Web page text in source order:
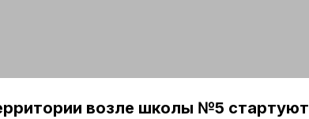
возле школы №5 стартуют